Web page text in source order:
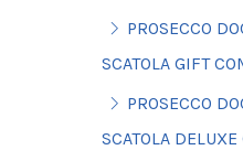
PROSECCO
SCATOLA GIFT
PROSECCO
SCATOLA